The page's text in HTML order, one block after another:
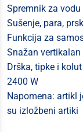
Spremnik za
Sušenje, para,
Funkcija za
Snažan
Drška, tipke i
2400 W
Napomena: artikl
su izložbeni artiki